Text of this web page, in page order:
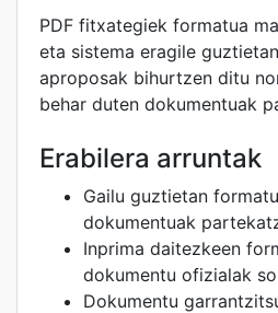
PDF fitxategiek formatua
eta sistema eragile
aproposak bihurtzen ditu
behar duten dokumentuak
Erabilera arruntak
Gailu guztietan
dokumentuak
Inprima daitezkeen
dokumentu ofizialak
Dokumentu